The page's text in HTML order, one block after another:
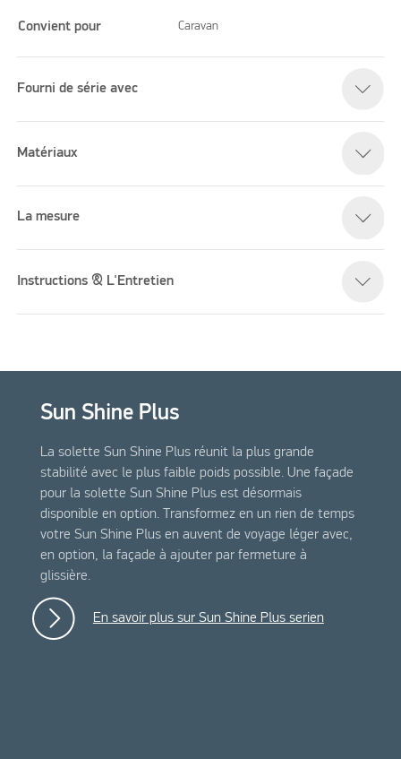
Convient pour Caravan
Fourni de série avec
Matériaux
La mesure
Instructions & L'Entretien
Sun Shine Plus
La solette Sun Shine Plus réunit la plus grande
stabilité avec le plus faible poids possible. Une façade
pour la solette Sun Shine Plus est désormais
disponible en option. Transformez en un rien de temps
votre Sun Shine Plus en auvent de voyage léger avec,
en option, la façade à ajouter par fermeture à
glissière.
En savoir plus sur Sun Shine Plus serien